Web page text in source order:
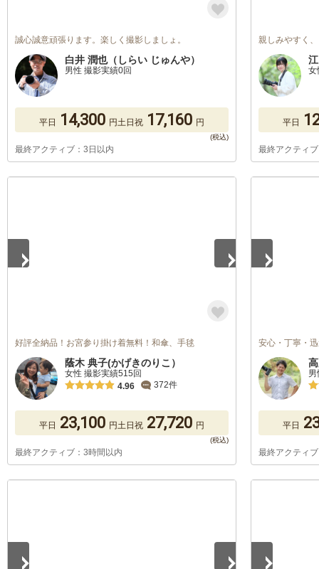
誠心誠意頑張ります。楽しく撮影しましょ。
白井 潤也（しらい じゅんや）
男性 撮影実績0回
平日 14,300 円土日祝 17,160 円
最終アクティブ：3日以内
親しみやすく
女
平日
最終アクティ
好評全納品！お宮参り掛け着無料！和傘、手毬
蔭木 典子(かげきのりこ）
女性 撮影実績515回
4.96
372件
平日 23,100 円土日祝 27,720 円
最終アクティブ：3時間以内
安心・丁寧・
平日
最終アクティ